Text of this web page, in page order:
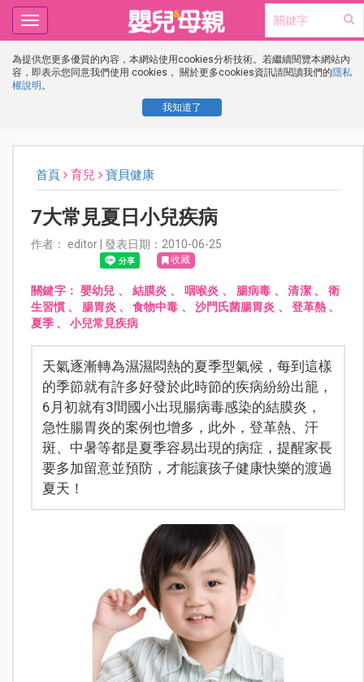
為提供您更多優質的內容，本網站使用cookies分析技術。若繼續閱覽本網站內
容，即表示您同意我們使用 cookies， 關於更多cookies資訊請閱讀我們的隱私
權說明 。
我知道了
Toggle
navigation
首頁 育兒 寶貝健康
7大常見夏日小兒疾病
作者： editor | 發表日期：2010-06-25
收藏
關鍵字： 嬰幼兒 、 結膜炎 、 咽喉炎 、 腸病毒 、清潔 、衛
生習慣 、 腸胃炎 、食物中毒 、 沙門氏菌腸胃炎 、 登革熱、
夏季、 小兒常見疾病
天氣逐漸轉為濕濕悶熱的夏季型氣候，每到這樣
的季節就有許多好發於此時節的疾病紛紛出籠，
6月初就有3間國小出現腸病毒感染的結膜炎，
急性腸胃炎的案例也增多，此外，登革熱、汗
斑、中暑等都是夏季容易出現的病症，提醒家長
要多加留意並預防，才能讓孩子健康快樂的渡過
夏天！